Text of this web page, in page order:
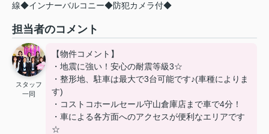
線◆インナーバルコニー◆防犯カメラ付◆
担当者のコメント
スタッフ
一同
【物件コメント】
・地震に強い！安心の耐震等級3☆
・整形地、駐車は最大で3台可能です♪(車種によりま
す)
・コストコホールセール守山倉庫店まで車で4分！
・車による各方面へのアクセスが便利なエリアです
☆